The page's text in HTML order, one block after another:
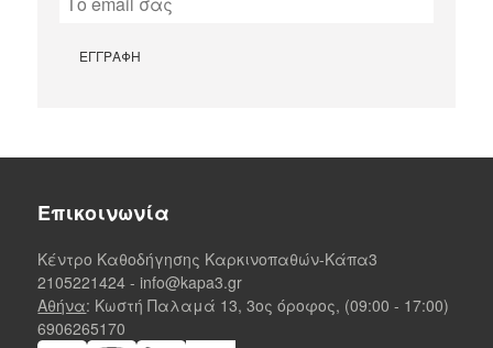
Επικοινωνία
Κέντρο Καθοδήγησης Καρκινοπαθών-Κάπα3
2105221424 - info@kapa3.gr
Αθήνα: Κωστή Παλαμά 13, 3ος όροφος, (09:00 - 17:00)
6906265170